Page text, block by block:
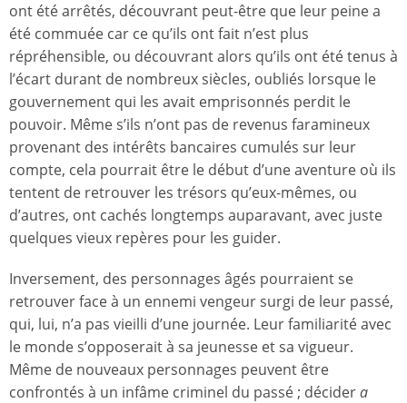
ont été arrêtés, découvrant peut-être que leur peine a
été commuée car ce qu’ils ont fait n’est plus
répréhensible, ou découvrant alors qu’ils ont été tenus à
l’écart durant de nombreux siècles, oubliés lorsque le
gouvernement qui les avait emprisonnés perdit le
pouvoir. Même s’ils n’ont pas de revenus faramineux
provenant des intérêts bancaires cumulés sur leur
compte, cela pourrait être le début d’une aventure où ils
tentent de retrouver les trésors qu’eux-mêmes, ou
d’autres, ont cachés longtemps auparavant, avec juste
quelques vieux repères pour les guider.
Inversement, des personnages âgés pourraient se
retrouver face à un ennemi vengeur surgi de leur passé,
qui, lui, n’a pas vieilli d’une journée. Leur familiarité avec
le monde s’opposerait à sa jeunesse et sa vigueur.
Même de nouveaux personnages peuvent être
confrontés à un infâme criminel du passé ; décidera